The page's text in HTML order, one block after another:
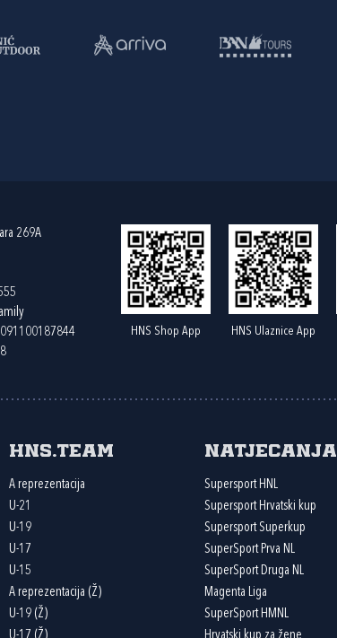
269A
HNS Shop App HNS Ulaznice App
HNS.team
A reprezentacija
U-21
U-19
U-17
U-15
A reprezentacija (Ž)
U-19 (Ž)
Natjecanja
Supersport HNL
Supersport Hrvatski kup
Supersport Superkup
SuperSport Prva NL
SuperSport Druga NL
Magenta Liga
SuperSport HMNL